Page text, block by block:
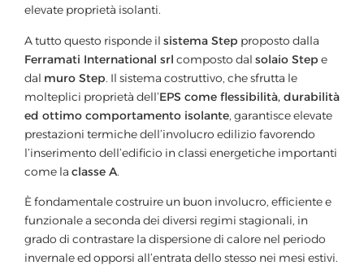
elevate proprietà isolanti.
A tutto questo risponde il sistema Step proposto dalla
Ferramati International srl composto dal solaio Step e
dal muro Step. Il sistema costruttivo, che sfrutta le
molteplici proprietà dell’EPS come flessibilità, durabilità
ed ottimo comportamento isolante, garantisce elevate
prestazioni termiche dell’involucro edilizio favorendo
l’inserimento dell’edificio in classi energetiche importanti
come la classe A.
È fondamentale costruire un buon involucro, efficiente e
funzionale a seconda dei diversi regimi stagionali, in
grado di contrastare la dispersione di calore nel periodo
invernale ed opporsi all’entrata dello stesso nei mesi estivi.